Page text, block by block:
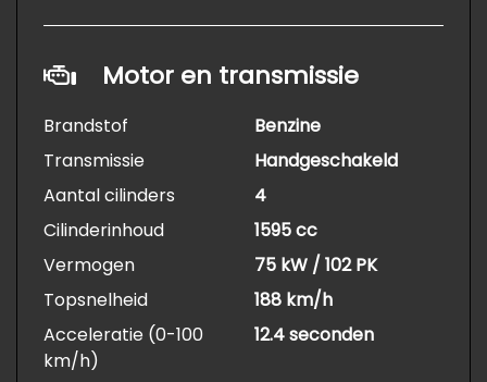
Motor en transmissie
Brandstof
Benzine
Transmissie
Handgeschakeld
Aantal cilinders
4
Cilinderinhoud
1595 cc
Vermogen
75 kW / 102 PK
Topsnelheid
188 km/h
Acceleratie (0-100
km/h)
12.4 seconden